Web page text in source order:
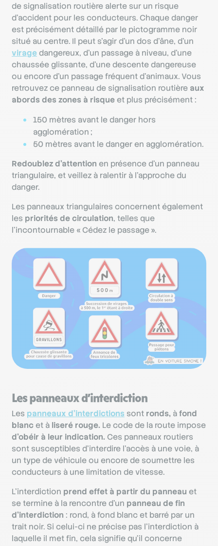
de signalisation routière alerte sur un risque
d’accident pour les conducteurs. Chaque danger
est précisément détaillé par le pictogramme noir
situé au centre. Il peut s’agir d’un dos d’âne, d’un
viragedangereux, d’un passage à niveau, d’une
chaussée glissante, d’une descente dangereuse
ou encore d’un passage fréquent d’animaux. Vous
retrouvez ce panneau de signalisation routière aux
abords des zones à risqueet plus précisément :
150 mètres avant le danger hors
agglomération ;
50 mètres avant le danger en agglomération.
Redoublez d’attention en présence d’un panneau
triangulaire, et veillez à ralentir à l’approche du
danger.
Les panneaux triangulaires concernent également
les priorités de circulation, telles que
l’incontournable « Cédez le passage ».
Les panneaux d’interdiction
Les panneaux d’interdictions sont ronds, àfond
blancet à liseré rouge. Le code de la route impose
d’obéir à leur indication. Ces panneaux routiers
sont susceptibles d’interdire l’accès à une voie, à
un type de véhicule ou encore de soumettre les
conducteurs à une limitation de vitesse.
L’interdiction prend effet à partir du panneau et
se termine à la rencontre d’un panneau de fin
d’interdiction : rond, à fond blanc et barré par un
trait noir. Si celui-ci ne précise pas l’interdiction à
laquelle il met fin, cela signifie qu’il concerne